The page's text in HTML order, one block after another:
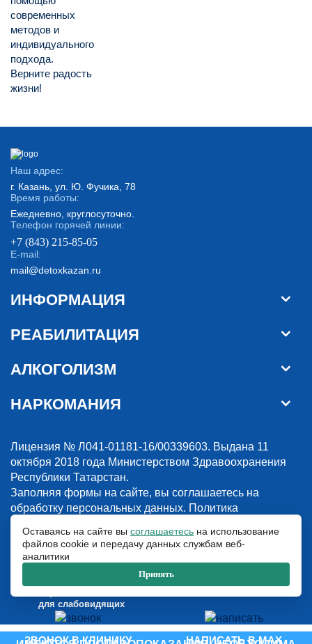
современных
методов и
индивидуального
подхода.
Верните радость
жизни!
Наш адрес:
г. Казань, ул. Ю. Фучика, 78
Время работы:
Ежедневно, круглосуточно.
Телефон горячей линии:
+7 (843) 215-85-05
E-mail:
mail@detoxkazan.ru
ИНФОРМАЦИЯ
РЕАБИЛИТАЦИЯ
АЛКОГОЛИЗМ
НАРКОМАНИЯ
Лицензия № Л041-01181-16/00339603. Выдана 11
октября 2018 года Министерством Здравоохранения
Республики Татарстан.
Заполняя формы на сайте, вы соглашаетесь на
обработку персональных данных. Политика
© 2018-2026. Наркологическая клиника “Detox”. Все права защищены.
Указанные на сайте цены и информация имеют информационный
характер и не являются публичной офертой.
ООО «Детокс», ИНН 1660311156, ОГРН 1181690030708
для слабовидящих
ЗВОНОК В КЛИНИКУ НАПИСАТЬ В MAX
Оставаясь на сайте вы соглашаетесь на использование
файлов cookie и передачу данных службам веб-
аналитики
Принять